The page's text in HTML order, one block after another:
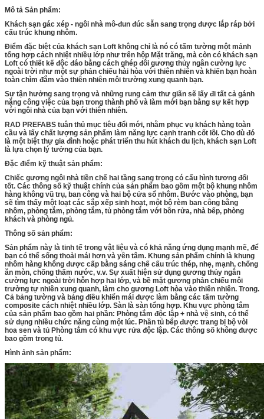
Mô tả Sản phẩm:
Khách sạn gác xép - ngôi nhà mô-đun đúc sẵn sang trọng được lắp ráp bởi
cấu trúc khung nhôm.
Điểm đặc biệt của khách sạn Loft không chỉ là nó có tấm tường một mảnh
tổng hợp cách nhiệt nhiều lớp như trên hộp Mặt trăng, mà còn có khách sạn
Loft có thiết kế độc đáo bằng cách ghép đôi gương thủy ngân cường lực
ngoài trời như một sự phản chiếu hài hòa với thiên nhiên và khiến bạn hoàn
toàn chìm đắm vào thiên nhiên môi trường xung quanh bạn.
Sự tận hưởng sang trọng và những rung cảm thư giãn sẽ lấy đi tất cả gánh
nặng công việc của bạn trong thành phố và làm mới bạn bằng sự kết hợp
với ngôi nhà của bạn với thiên nhiên.
RAD PREFABS tuân thủ mục tiêu đổi mới, nhằm phục vụ khách hàng toàn
cầu và lấy chất lượng sản phẩm làm năng lực cạnh tranh cốt lõi. Cho dù đó
là một biệt thự gia đình hoặc phát triển thu hút khách du lịch, khách sạn Loft
là lựa chọn lý tưởng của bạn.
Đặc điểm kỹ thuật sản phẩm:
Chiếc gương ngôi nhà tiền chế hai tầng sang trọng có cấu hình tương đối
tốt. Các thông số kỹ thuật chính của sản phẩm bao gồm một bộ khung nhôm
hàng không vũ trụ, ban công và hai bộ cửa sổ nhôm. Bước vào phòng, bạn
sẽ tìm thấy một loạt các sắp xếp sinh hoạt, một bộ rèm ban công bằng
nhôm, phòng tắm, phòng tắm, tủ phòng tắm với bồn rửa, nhà bếp, phòng
khách và phòng ngủ.
Thông số sản phẩm:
Sản phẩm này là tinh tế trong vật liệu và có khả năng ứng dụng mạnh mẽ, để
bạn có thể sống thoải mái hơn và yên tâm. Khung sản phẩm chính là khung
nhôm hàng không được cấp bằng sáng chế cấu trúc thép, nhẹ, mạnh, chống
ăn mòn, chống thấm nước, v.v. Sự xuất hiện sử dụng gương thủy ngân
cường lực ngoài trời hỗn hợp hai lớp, và bề mặt gương phản chiếu môi
trường tự nhiên xung quanh, làm cho gương Loft hòa vào thiên nhiên. Trong.
Cả bảng tường và bảng điều khiển mái được làm bằng các tấm tường
composite cách nhiệt nhiều lớp. Sàn là sàn tổng hợp. Khu vực phòng tắm
của sản phẩm bao gồm hai phần: Phòng tắm độc lập + nhà vệ sinh, có thể
sử dụng nhiều chức năng cùng một lúc. Phần tủ bếp được trang bị bộ vòi
hoa sen và tủ Phòng tắm có khu vực rửa độc lập. Các thông số không được
bao gồm trong tủ.
Hình ảnh sản phẩm: